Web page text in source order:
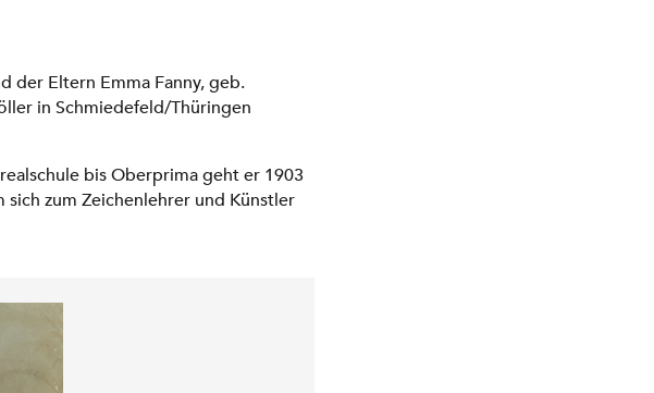
der Eltern Emma Fanny, geb.
in Schmiedefeld/Thüringen
bis Oberprima geht er 1903
zum Zeichenlehrer und Künstler